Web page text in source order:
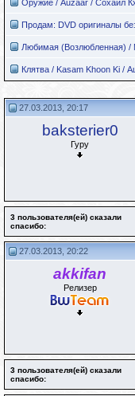
Оружие / Auzaar / Сохаил
Продам: DVD оригиналы
Любимая (Возлюбленная) /
Клятва / Kasam Khoon Ki /
27.03.2013, 20:17
baksterier0
Гуру
3 пользователя(ей) сказали
cпасибо:
27.03.2013, 20:22
akkifan
Релизер
3 пользователя(ей) сказали
cпасибо: